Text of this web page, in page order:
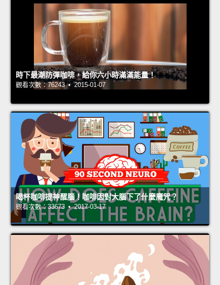
時下最潮防彈咖啡，給你六小時滿滿能量！
觀看次數：76243 • 2015-01-07
喝杯咖啡提神醒腦！咖啡因對大腦下了什麼魔咒？
觀看次數：33673 • 2017-03-17